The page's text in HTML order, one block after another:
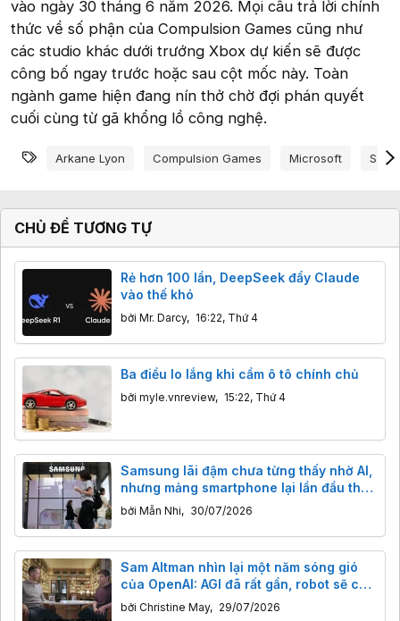
vào ngày 30 tháng 6 năm 2026. Mọi câu trả lời chính
thức về số phận của Compulsion Games cũng như
các studio khác dưới trướng Xbox dự kiến sẽ được
công bố ngay trước hoặc sau cột mốc này. Toàn
ngành game hiện đang nín thở chờ đợi phán quyết
cuối cùng từ gã khổng lồ công nghệ.
Từ khóa
Arkane Lyon Compulsion Games Microsoft Sa
CHỦ ĐỀ TƯƠNG TỰ
Rẻ hơn 100 lần, DeepSeek đẩy Claude
vào thế khó
bởi Mr. Darcy, 16:22, Thứ 4
Ba điều lo lắng khi cầm ô tô chính chủ
bởi myle.vnreview, 15:22, Thứ 4
Samsung lãi đậm chưa từng thấy nhờ AI,
nhưng mảng smartphone lại lần đầu thua
lỗ
bởi Mẫn Nhi, 30/07/2026
Sam Altman nhìn lại một năm sóng gió
của OpenAI: AGI đã rất gần, robot sẽ có
"khoảnh khắc ChatGPT" trong 2 đến 3
bởi Christine May, 29/07/2026